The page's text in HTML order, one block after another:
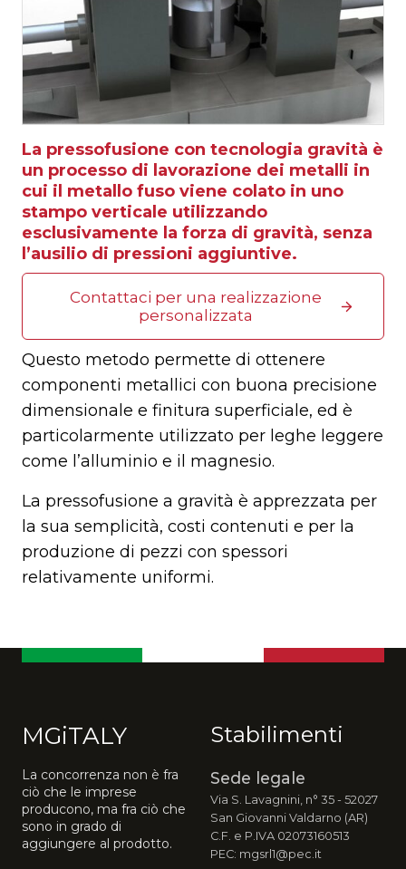
La pressofusione con tecnologia gravità è
un processo di lavorazione dei metalli in
cui il metallo fuso viene colato in uno
stampo verticale utilizzando
esclusivamente la forza di gravità, senza
l’ausilio di pressioni aggiuntive.
Contattaci per una realizzazione
personalizzata
Questo metodo permette di ottenere
componenti metallici con buona precisione
dimensionale e finitura superficiale, ed è
particolarmente utilizzato per leghe leggere
come l’alluminio e il magnesio.
La pressofusione a gravità è apprezzata per
la sua semplicità, costi contenuti e per la
produzione di pezzi con spessori
relativamente uniformi.
MGiTALY
La concorrenza non è fra
ciò che le imprese
producono, ma fra ciò che
sono in grado di
aggiungere al prodotto.
Stabilimenti
Sede legale
Via S. Lavagnini, n° 35 - 52027
San Giovanni Valdarno (AR)
C.F. e P.IVA 02073160513
PEC: mgsrl1@pec.it